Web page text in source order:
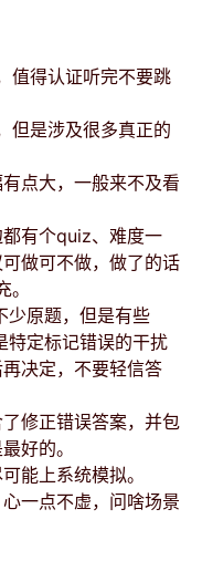
值得认证听完不要跳
但是涉及很多真正的
点大，一般来不及看
有个quiz、难度一
做可不做，做了的话
少原题，但是有些
特定标记错误的干扰
决定，不要轻信答
修正错误答案，并包
好的。
能上系统模拟。
一点不虚，问啥场景